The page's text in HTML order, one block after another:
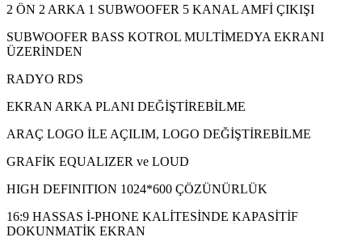
2 ÖN 2 ARKA 1 SUBWOOFER 5 KANAL AMFİ ÇIKIŞI
SUBWOOFER BASS KOTROL MULTİMEDYA EKRANI
ÜZERİNDEN
RADYO RDS
EKRAN ARKA PLANI DEĞİŞTİREBİLME
ARAÇ LOGO İLE AÇILIM, LOGO DEĞİŞTİREBİLME
GRAFİK EQUALIZER ve LOUD
HIGH DEFINITION 1024*600 ÇÖZÜNÜRLÜK
16:9 HASSAS İ-PHONE KALİTESİNDE KAPASİTİF
DOKUNMATİK EKRAN